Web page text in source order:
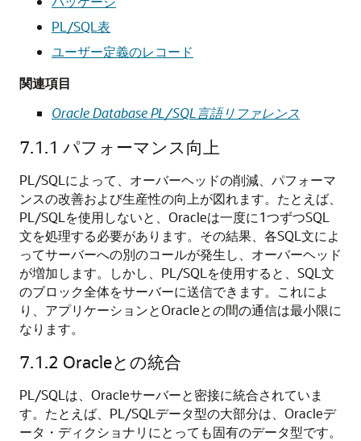
PL/SQL表
ユーザー定義のレコード
関連項目
Oracle Database PL/SQL言語リファレンス
7.1.1 パフォーマンス向上
PL/SQLによって、オーバーヘッドの削減、パフォーマ
ンスの改善および生産性の向上が図れます。たとえば、
PL/SQLを使用しないと、Oracleは一度に1つずつSQL
文を処理する必要があります。その結果、各SQL文によ
ってサーバーへの別のコールが発生し、オーバーヘッド
が増加します。しかし、PL/SQLを使用すると、SQL文
のブロック全体をサーバーに送信できます。これによ
り、アプリケーションとOracleとの間の通信は最小限に
なります。
7.1.2 Oracleとの統合
PL/SQLは、Oracleサーバーと密接に統合されていま
す。たとえば、PL/SQLデータ型の大部分は、Oracleデ
ータ・ディクショナリにとっても固有のデータ型です。